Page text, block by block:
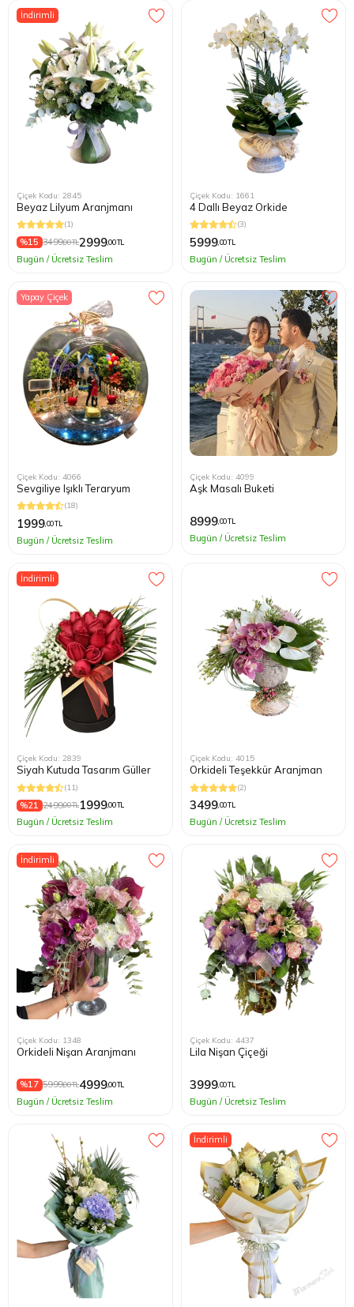
İndirimli
Çiçek Kodu: 2845
Beyaz Lilyum Aranjmanı
(1)
%15 3499,00 TL2999,00 TL
Bugün / Ücretsiz Teslim
Çiçek Kodu: 1661
4 Dallı Beyaz Orkide
(3)
5999,00 TL
Bugün / Ücretsiz Teslim
Yapay Çiçek
Çiçek Kodu: 4066
Sevgiliye Işıklı Teraryum
(18)
1999,00 TL
Bugün / Ücretsiz Teslim
Çiçek Kodu: 4099
Aşk Masalı Buketi
8999,00 TL
Bugün / Ücretsiz Teslim
İndirimli
Çiçek Kodu: 2839
Siyah Kutuda Tasarım Güller
(11)
%21 2499,00 TL1999,00 TL
Bugün / Ücretsiz Teslim
Çiçek Kodu: 4015
Orkideli Teşekkür Aranjman
(2)
3499,00 TL
Bugün / Ücretsiz Teslim
İndirimli
Çiçek Kodu: 1348
Orkideli Nişan Aranjmanı
%17 5999,00 TL4999,00 TL
Bugün / Ücretsiz Teslim
Çiçek Kodu: 4437
Lila Nişan Çiçeği
3999,00 TL
Bugün / Ücretsiz Teslim
İndirimli